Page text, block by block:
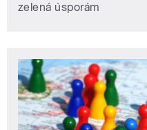
zelená úsporám